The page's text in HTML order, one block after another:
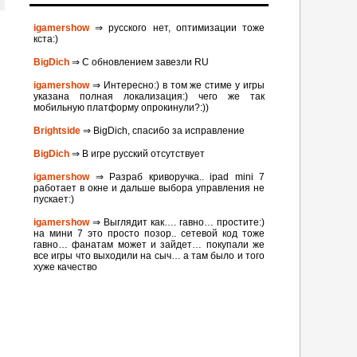
igamershow⇒ русского нет, оптимизации тоже
кста:)
BigDich ⇒ С обновлением завезли RU
igamershow⇒ Интересно:) в том же стиме у игры
указана полная локализация:) чего же так
мобильную платформу опрокинули?:))
Brightside ⇒ BigDich, спасибо за исправление
BigDich ⇒ В игре русский отсутствует
igamershow⇒ Разраб криворучка.. ipad mini 7
работает в окне и дальше выбора управления не
пускает:)
igamershow⇒ Выглядит как…. гавно… простите:)
на мини 7 это просто позор.. сетевой код тоже
гавно… фанатам может и зайдет… покупали же
все игры что выходили на сыч… а там было и того
хуже качество